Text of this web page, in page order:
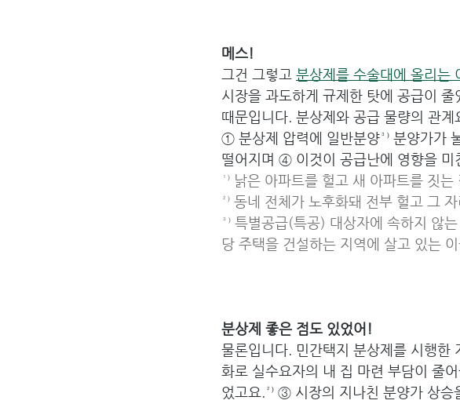
메스!
그건 그렇고 분상제를 수술대에 올리는
시장을 과도하게 규제한 탓에 공급이
때문입니다. 분상제와 공급 물량의 관계
① 분상제 압력에 일반분양³⁾ 분양가가
떨어지며 ④ 이것이 공급난에 영향을 미
¹⁾ 낡은 아파트를 헐고 새 아파트를 짓는
²⁾ 동네 전체가 노후화돼 전부 헐고 그
³⁾ 특별공급(특공) 대상자에 속하지 않
당 주택을 건설하는 지역에 살고 있는
분상제 좋은 점도 있었어!
물론입니다. 민간택지 분상제를 시행
화로 실수요자의 내 집 마련 부담이 줄
었고요.²⁾ ③ 시장의 지나친 분양가 상승